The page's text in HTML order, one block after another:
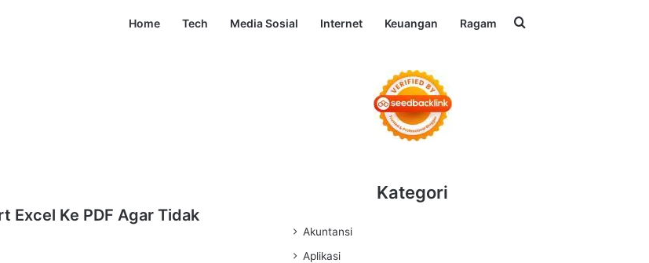
Home Tech Media Sosial Internet Keuangan Ragam Search for
Excel Ke PDF Agar Tidak
Kategori
Akuntansi
Aplikasi